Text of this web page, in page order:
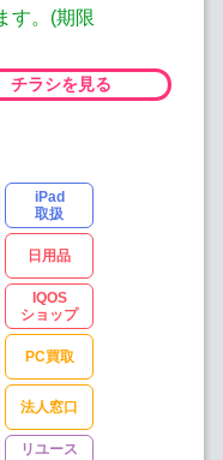
す。(期限
チラシを見る
iPad
取扱
日用品
IQOS
ショップ
PC買取
法人窓口
リユース